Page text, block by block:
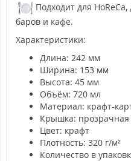
Подходит для
баров и кафе.
Характеристики:
Длина: 242 мм
Ширина: 153 мм
Высота: 45 мм
Объём: 720 мл
Материал: крафт-
Крышка: прозрачная
Цвет: крафт
Плотность: 320 г/м²
Количество в